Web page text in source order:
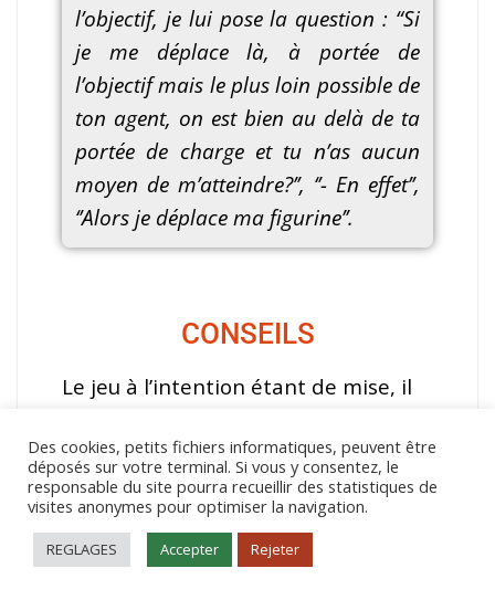
l’objectif, je lui pose la question : “Si
je me déplace là, à portée de
l’objectif mais le plus loin possible de
ton agent, on est bien au delà de ta
portée de charge et tu n’as aucun
moyen de m’atteindre?’’, ‘’- En effet’’,
‘’Alors je déplace ma figurine’’.
CONSEILS
Le jeu à l’intention étant de mise, il
figurines avant de mesurer ou sans
l’accord de votre adversaire avec
l’expression des intentions.
Des cookies, petits fichiers informatiques, peuvent être
déposés sur votre terminal. Si vous y consentez, le
responsable du site pourra recueillir des statistiques de
visites anonymes pour optimiser la navigation.
REGLAGES Accepter Rejeter